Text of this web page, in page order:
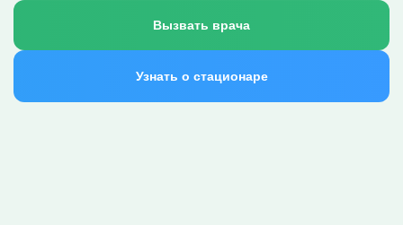
Вызвать врача
Узнать о стационаре